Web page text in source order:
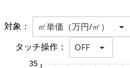
対象： ㎡単価（万円/㎡）
タッチ操作： OFF
35